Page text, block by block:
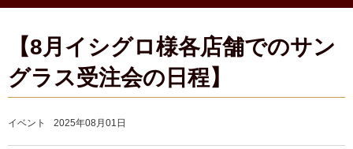
【8月イシグロ様各店舗でのサン
グラス受注会の日程】
イベント 2025年08月01日